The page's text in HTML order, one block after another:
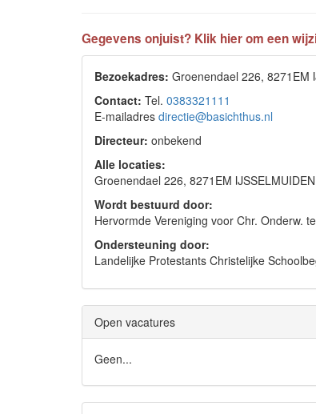
Gegevens onjuist? Klik hier om een
Bezoekadres: Groenendael 226, 8271EM
Contact: Tel. 0383321111
E-mailadres directie@basichthus.nl
Directeur: onbekend
Alle locaties:
Groenendael 226, 8271EM IJSSELMUIDEN
Wordt bestuurd door:
Hervormde Vereniging voor Chr. Onderw.
Ondersteuning door:
Landelijke Protestants Christelijke
Open vacatures
Geen...